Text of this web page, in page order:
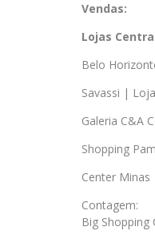
Vendas:
Lojas
Belo
Savassi |
Galeria C&A
Shopping
Center
Contagem:
Big